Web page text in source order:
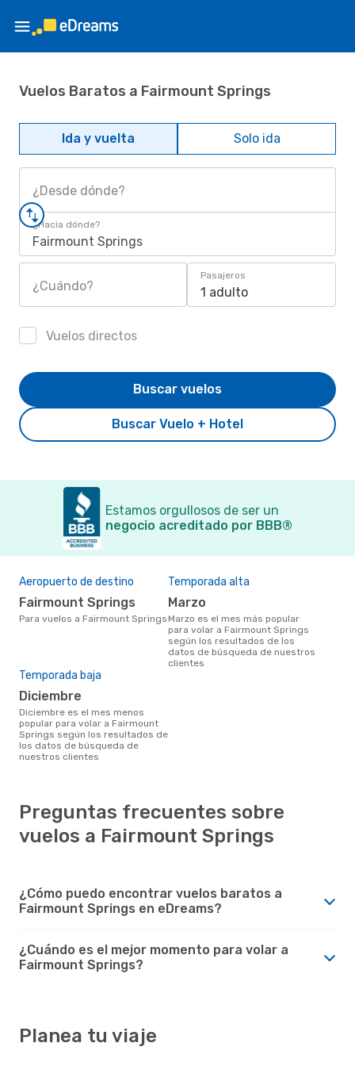
Vuelos Baratos a Fairmount Springs
Ida y vuelta Solo ida
¿Desde dónde?
¿Hacia dónde?
Fairmount Springs
¿Cuándo?
Pasajeros
1 adulto
Vuelos directos
Buscar Vuelo + Hotel
Buscar vuelos
Estamos orgullosos de ser un
negocio acreditado por BBB®
Aeropuerto de destino
Fairmount Springs
Para vuelos a Fairmount Springs
Temporada alta
marzo
marzo es el mes más popular
para volar a Fairmount Springs
según los resultados de los
datos de búsqueda de nuestros
clientes
Temporada baja
diciembre
diciembre es el mes menos
popular para volar a Fairmount
Springs según los resultados de
los datos de búsqueda de
nuestros clientes
Preguntas frecuentes sobre
vuelos a Fairmount Springs
¿Cómo puedo encontrar vuelos baratos a
Fairmount Springs en eDreams?
¿Cuándo es el mejor momento para volar a
Fairmount Springs?
Planea tu viaje